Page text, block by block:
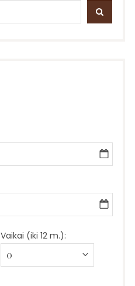
SEARCH
Vaikai (iki 12 m.):